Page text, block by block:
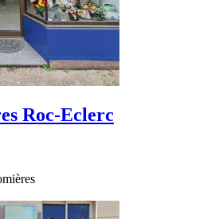
Roc-Eclerc